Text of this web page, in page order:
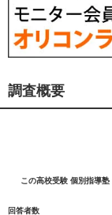
調査概要
この高校受験 個別指導
回答者数